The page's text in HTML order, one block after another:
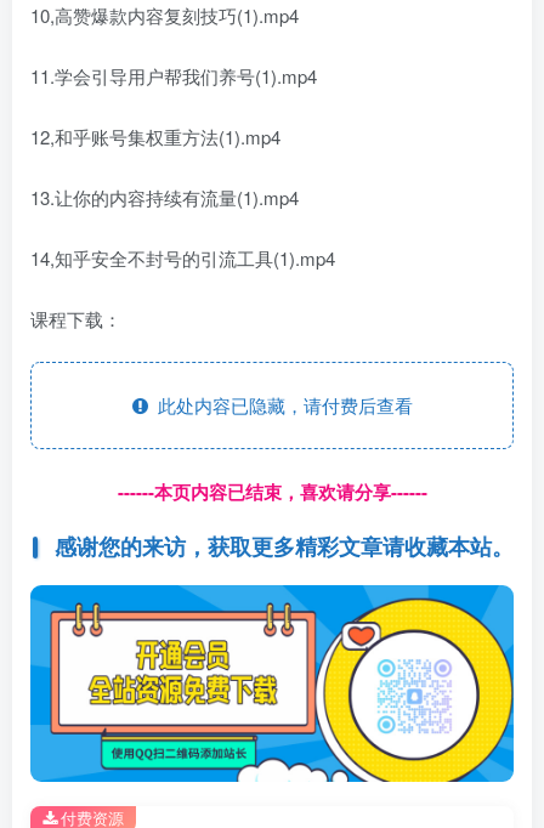
10,高赞爆款内容复刻技巧(1).mp4
11.学会引导用户帮我们养号(1).mp4
12,和乎账号集权重方法(1).mp4
13.让你的内容持续有流量(1).mp4
14,知乎安全不封号的引流工具(1).mp4
课程下载：
此处内容已隐藏，请付费后查看
------本页内容已结束，喜欢请分享------
感谢您的来访，获取更多精彩文章请收藏本站。
付费资源